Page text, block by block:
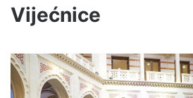
Vijećnice